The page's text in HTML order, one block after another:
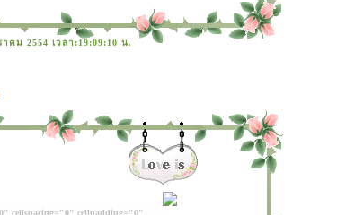
คม 2554 เวลา:19:09:10 น.